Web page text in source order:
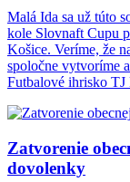
Malá Ida sa už túto
kole Slovnaft Cupu
Košice. Veríme, že
spoločne vytvoríme
Futbalové ihrisko
Zatvorenie
dovolenky